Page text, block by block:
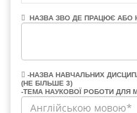
НАЗВА ЗВО ДЕ ПРАЦЮЄ АБО
-НАЗВА НАВЧАЛЬНИХ
(НЕ БІЛЬШЕ 3)
-ТЕМА НАУКОВОЇ РОБОТИ ДЛЯ